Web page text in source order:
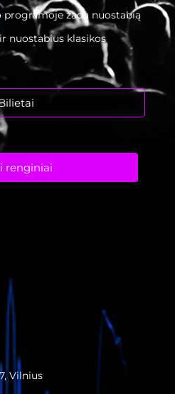
programoje žada nuostabią
nuostabius klasikos
renginiai
Vilnius